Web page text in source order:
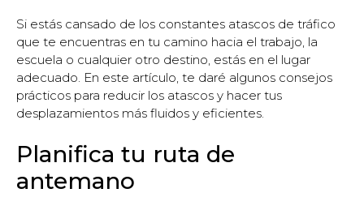
Si estás cansado de los constantes atascos de tráfico
que te encuentras en tu camino hacia el trabajo, la
escuela o cualquier otro destino, estás en el lugar
adecuado. En este artículo, te daré algunos consejos
prácticos para reducir los atascos y hacer tus
desplazamientos más fluidos y eficientes.
Planifica tu ruta de
antemano